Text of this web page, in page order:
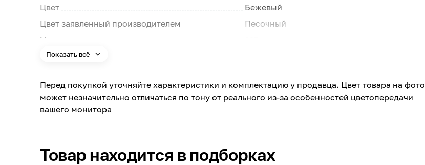
Цвет
Бежевый
Цвет заявленный производителем
Песочный
Номер цвета
Поверхность
Поверхность применения
Стена, Потолок
Помещение
Расход
3,5-4
Показать всё
Перед покупкой уточняйте характеристики и комплектацию у продавца. Цвет товара на фото
может незначительно отличаться по тону от реального из-за особенностей цветопередачи
вашего монитора
Товар находится в подборках